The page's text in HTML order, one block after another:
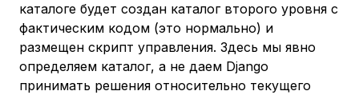
каталоге будет создан каталог второго уровня с
фактическим кодом (это нормально) и
размещен скрипт управления. Здесь мы явно
определяем каталог, а не даем Django
принимать решения относительно текущего